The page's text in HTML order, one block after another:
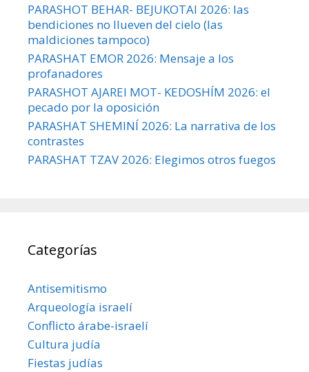
PARASHOT BEHAR- BEJUKOTAI 2026: las
bendiciones no llueven del cielo (las
maldiciones tampoco)
PARASHAT EMOR 2026: Mensaje a los
profanadores
PARASHOT AJAREI MOT- KEDOSHÍM 2026: el
pecado por la oposición
PARASHAT SHEMINÍ 2026: La narrativa de los
contrastes
PARASHAT TZAV 2026: Elegimos otros fuegos
Categorías
Antisemitismo
Arqueología israelí
Conflicto árabe-israelí
Cultura judía
Fiestas judías